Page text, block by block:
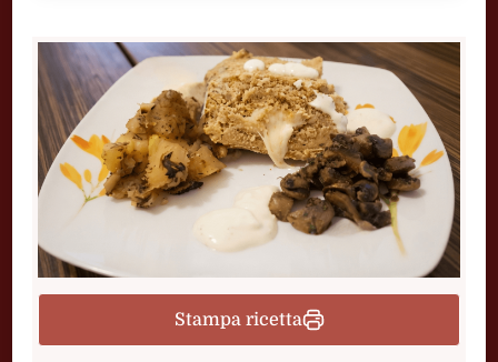
Stampa ricetta